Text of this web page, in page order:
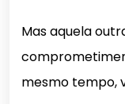
Mas aquela
mesmo tempo,